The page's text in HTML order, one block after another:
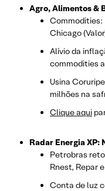
Agro, Alimentos &
Commodities:
Chicago
Alívio da
commodities
Usina
milhões na
Clique aqui
Radar Energia
Petrobras
Rnest, Repar
Conta de luz